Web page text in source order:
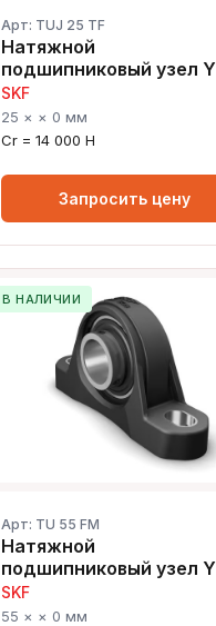
Арт: TUJ 25 TF
Натяжной
подшипниковый узел Y
SKF
25 × × 0 мм
Cr = 14 000 Н
Запросить цену
В НАЛИЧИИ
Арт: TU 55 FM
Натяжной
подшипниковый узел Y
SKF
55 × × 0 мм